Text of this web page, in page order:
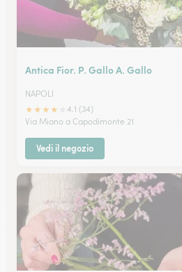
Antica Fior. P. Gallo A. Gallo
NAPOLI
★★★★
4.1 (34)
Via Miano a Capodimonte 21
Vedi il negozio